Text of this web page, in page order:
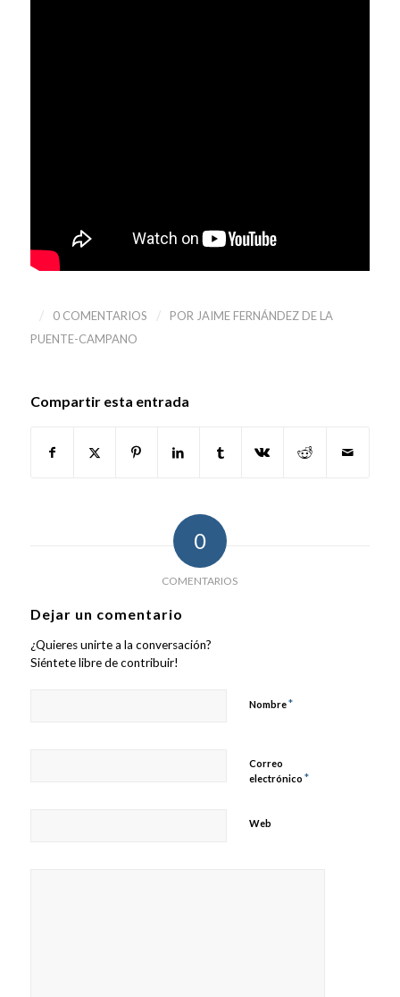
/ 0 COMENTARIOS / POR JAIME FERNÁNDEZ DE LA
PUENTE-CAMPANO
Compartir esta entrada
0
COMENTARIOS
Dejar un comentario
¿Quieres unirte a la conversación?
Siéntete libre de contribuir!
Nombre*
Correo
electrónico *
Web